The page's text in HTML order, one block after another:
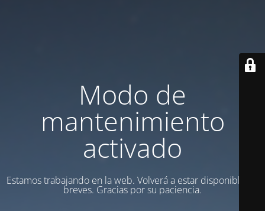
Modo de
mantenimiento
activado
Estamos trabajando en la web. Volverá a estar disponible en
breves. Gracias por su paciencia.